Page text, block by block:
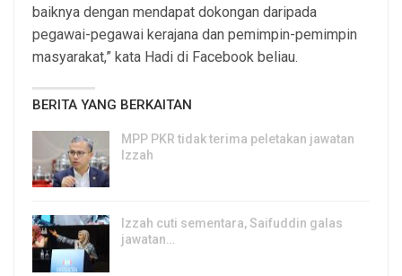
baiknya dengan mendapat dokongan daripada
pegawai-pegawai kerajana dan pemimpin-pemimpin
masyarakat,” kata Hadi di Facebook beliau.
BERITA YANG BERKAITAN
MPP PKR tidak terima peletakan jawatan
Izzah
Izzah cuti sementara, Saifuddin galas
jawatan…